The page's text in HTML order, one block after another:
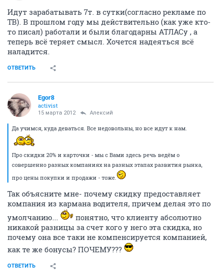
Идут зарабатывать 7т. в сутки(согласно рекламе по
ТВ). В прошлом году мы действительно (как уже кто-
то писал) работали и были благодарны АТЛАСу , а
теперь всё теряет смысл. Хочется надеяться всё
наладится.
ОТВЕТИТЬ
Egor8
activist
15 марта 2012 Алексий
Да учимся, куда деваться. Все недовольны, но все идут к нам.
Про скидки 20% и карточки - мы с Вами здесь речь ведём о
совершенно разных компаниях на разных этапах развития рынка,
про цены покупки и продажи - тоже.
Так объясните мне- почему скидку предоставляет
компания из кармана водителя, причем делая это по
умолчанию...
понятно, что клиенту абсолютно
никакой разницы за счет кого у него эта скидка, но
почему она все таки не компенсируется компанией,
как те же бонусы? ПОЧЕМУ???
ОТВЕТИТЬ